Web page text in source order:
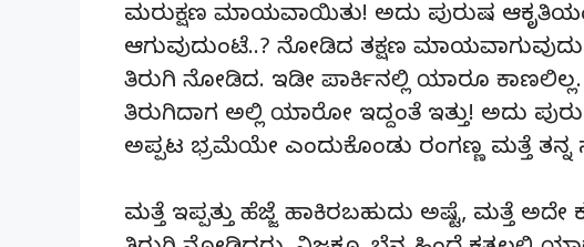
ಮರುಕ್ಷಣ ಮಾಯವಾಯಿತು! ಅದು ಪುರುಷ
ಆಗುವುದುಂಟೆ..? ನೋಡಿದ ತಕ್ಷಣ ಮಾಯವಾಗುವುದು?
ತಿರುಗಿ ನೋಡಿದ. ಇಡೀ ಪಾರ್ಕಿನಲ್ಲಿ ಯಾರೂ
ತಿರುಗಿದಾಗ ಅಲ್ಲಿ ಯಾರೋ ಇದ್ದಂತೆ ಇತ್ತು! ಅದು
ಅಪ್ಪಟ ಭ್ರಮೆಯೇ ಎಂದುಕೊಂಡು ರಂಗಣ್ಣ ಮತ್ತೆ
ಮತ್ತೆ ಇಪ್ಪತ್ತು ಹೆಜ್ಜೆ ಹಾಕಿರಬಹುದು ಅಷ್ಟೆ, ಮತ್ತೆ